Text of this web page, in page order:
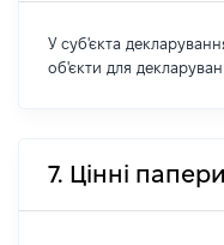
У суб'єкта
об'єкти для
7. Цінні папери